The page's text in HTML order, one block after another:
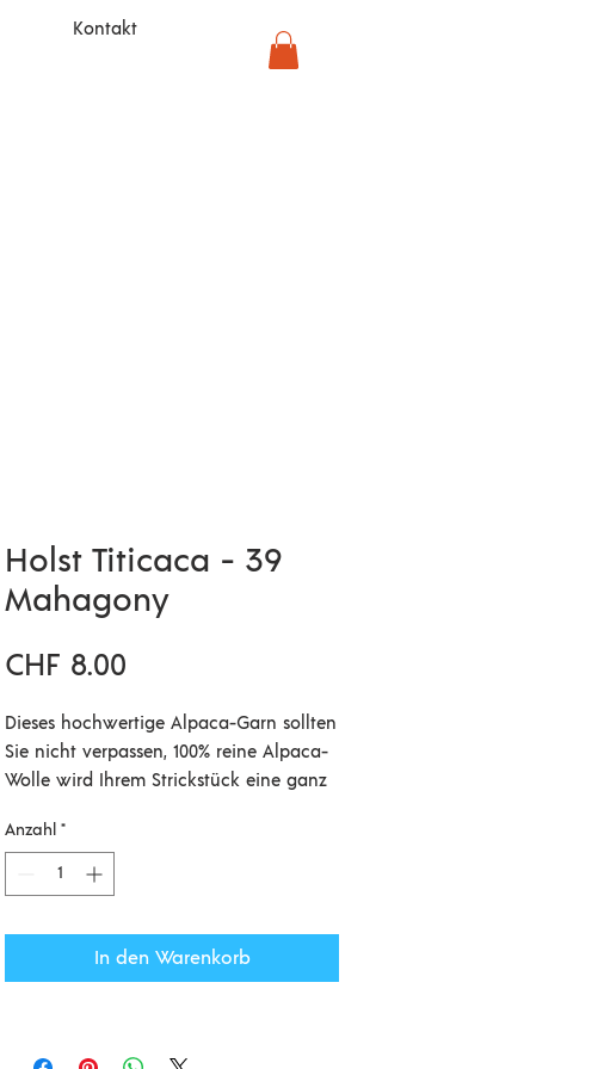
Holst Titicaca - 39
Mahagony
CHF 8.00
Dieses hochwertige Alpaca-Garn sollten
Sie nicht verpassen, 100% reine Alpaca-
Wolle wird Ihrem Strickstück eine ganz
verleihen. Viele Strickerinnen verwenden
das Titicaca Garn zum kombinieren mit
anderen Garnsorten (z.B. Coast, Tides,
verstricken es zweifädig. Wenn Sie das
Titicaca-Garn mit einem anderen Garn
Anzahl *
In den Warenkorb
Kontakt